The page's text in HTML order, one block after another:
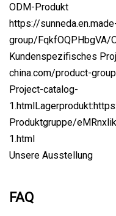
ODM-Produkt
https://
group/FqkfOQPHbgVA/
Kundenspezifisches
china.com/product-
Project-catalog-
Produktgruppe/
1.html
Unsere Ausstellung
FAQ